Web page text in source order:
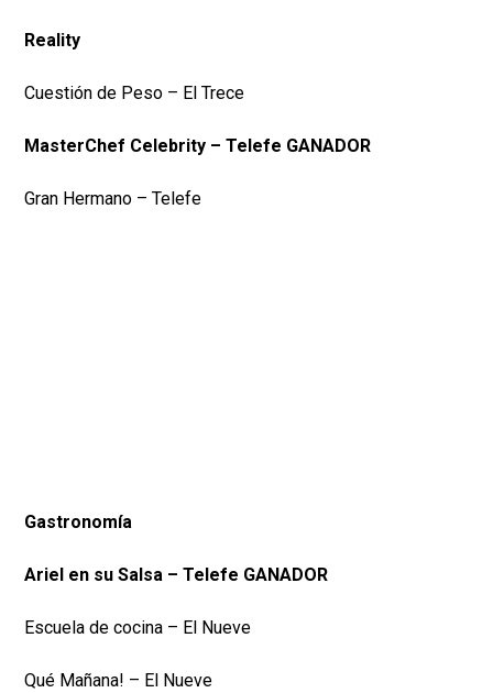
Reality
Cuestión de Peso – El Trece
MasterChef Celebrity – Telefe GANADOR
Gran Hermano – Telefe
Gastronomía
Ariel en su Salsa – Telefe GANADOR
Escuela de cocina – El Nueve
Qué Mañana! – El Nueve